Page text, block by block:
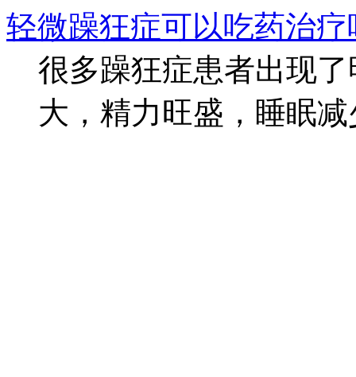
轻微躁狂症可以吃药治疗
很多躁狂症患者出现
大，精力旺盛，睡眠